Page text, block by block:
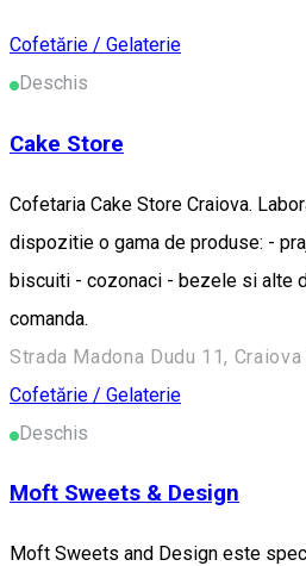
Cofetărie / Gelaterie
Deschis
Cake Store
Cofetaria Cake Store Craiova.
dispozitie o gama de produse: -
biscuiti - cozonaci - bezele si alte
comanda.
Strada Madona Dudu 11,
Cofetărie / Gelaterie
Deschis
Moft Sweets & Design
Moft Sweets and Design este